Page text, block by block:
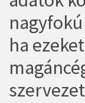
ha